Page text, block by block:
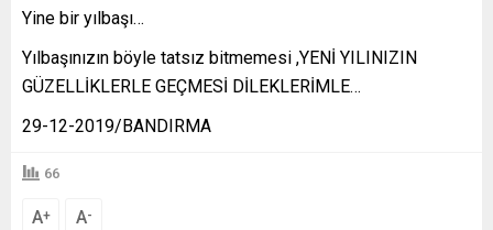
Yine bir yılbaşı…
Yılbaşınızın böyle tatsız bitmemesi ,YENİ YILINIZIN
GÜZELLİKLERLE GEÇMESİ DİLEKLERİMLE…
29-12-2019/BANDIRMA
66
A+ A-